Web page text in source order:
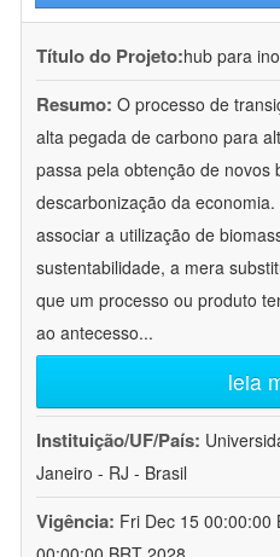
Título do Projeto:hub para
Resumo: O processo de
alta pegada de carbono para
passa pela obtenção de novos
descarbonização da
associar a utilização de
sustentabilidade, a mera
que um processo ou produto
ao antecesso...
leia
Instituição/UF/País:
Janeiro - RJ - Brasil
Vigência: Fri Dec 15 00:00:00